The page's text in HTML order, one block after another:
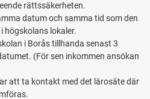
rättssäkerheten.
datum och samma tid som den
högskolans lokaler.
i Borås tillhanda senast 3
(För sen inkommen ansökan
att ta kontakt med det lärosäte där